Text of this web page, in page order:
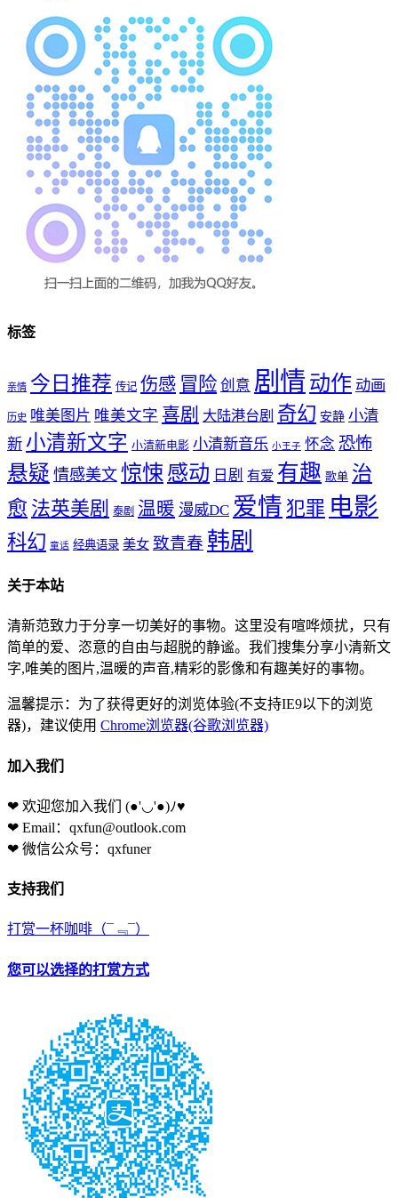
标签
亲情 今日推荐 传记 伤感 冒险 创意 剧情 动作 动画
历史 唯美图片 唯美文字 喜剧 大陆港台剧 奇幻 安静 小清
新 小清新文字 小清新电影 小清新音乐 小王子 怀念 恐怖
悬疑 情感美文 惊悚 感动 日剧 有爱 有趣 歌单 治
愈 法英美剧 泰剧 温暖 漫威DC 爱情 犯罪 电影
科幻 童话 经典语录 美女 致青春 韩剧
关于本站
清新范致力于分享一切美好的事物。这里没有喧哗烦扰，只有
简单的爱、恣意的自由与超脱的静谧。我们搜集分享小清新文
字,唯美的图片,温暖的声音,精彩的影像和有趣美好的事物。
温馨提示：为了获得更好的浏览体验(不支持IE9以下的浏览
器)，建议使用 Chrome浏览器(谷歌浏览器)
加入我们
❤ 欢迎您加入我们 (●'◡'●)ﾉ♥
❤ Email：qxfun@outlook.com
❤ 微信公众号：qxfuner
支持我们
打赏一杯咖啡 （¯﹃¯）
您可以选择的打赏方式